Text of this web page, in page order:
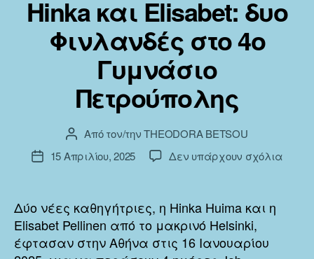
Hinka και Elisabet: δυο
Φινλανδές στο 4ο
Γυμνάσιο
Πετρούπολης
Συντάκτης
άρθρου
Από τον/τηνTHEODORA BETSOU
Ημ.15 Απριλίου, 2025 Δεν υπάρχουν σχόλιαστο
Δύο νέες καθηγήτριες, η Hinka Huima και η
Elisabet Pellinen από το μακρινό Helsinki,
έφτασαν στην Αθήνα στις 16 Ιανουαρίου